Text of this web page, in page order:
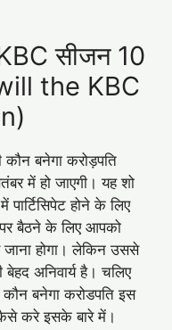
सीजन 10
the KBC
बनेगा करोड़पति
में हो जाएगी। यह शो
पार्टिसिपेट होने के लिए
बैठने के लिए आपको
होगा। लेकिन उससे
अनिवार्य है। चलिए
बनेगा करोडपति इस
कैसे करे इसके बारे में।